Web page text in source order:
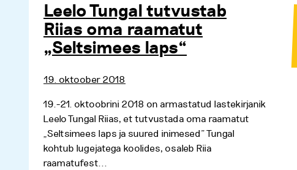
Leelo Tungal tutvustab
Riias oma raamatut
„Seltsimees laps“
19. oktoober 2018
19.-21. oktoobrini 2018 on armastatud lastekirjanik
Leelo Tungal Riias, et tutvustada oma raamatut
„Seltsimees laps ja suured inimesed” Tungal
kohtub lugejatega koolides, osaleb Riia
raamatufest...